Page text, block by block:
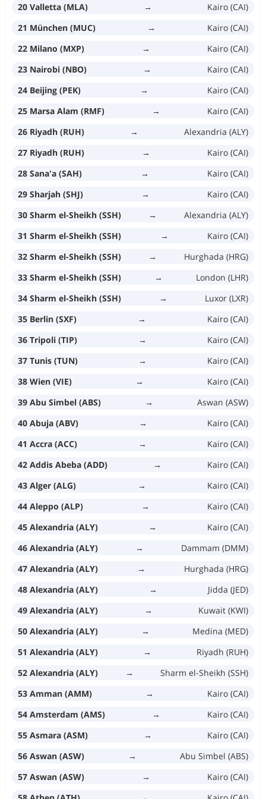
20 Valletta (MLA)
→
Kairo (CAI)
21 München (MUC)
→
Kairo (CAI)
22 Milano (MXP)
→
Kairo (CAI)
23 Nairobi (NBO)
→
Kairo (CAI)
24 Beijing (PEK)
→
Kairo (CAI)
25 Marsa Alam (RMF)
→
Kairo (CAI)
26 Riyadh (RUH)
→
Alexandria (ALY)
27 Riyadh (RUH)
→
Kairo (CAI)
28 Sana'a (SAH)
→
Kairo (CAI)
29 Sharjah (SHJ)
→
Kairo (CAI)
30 Sharm el-Sheikh (SSH)
→
Alexandria (ALY)
31 Sharm el-Sheikh (SSH)
→
Kairo (CAI)
32 Sharm el-Sheikh (SSH)
→
Hurghada (HRG)
33 Sharm el-Sheikh (SSH)
→
London (LHR)
34 Sharm el-Sheikh (SSH)
→
Luxor (LXR)
35 Berlin (SXF)
→
Kairo (CAI)
36 Tripoli (TIP)
→
Kairo (CAI)
37 Tunis (TUN)
→
Kairo (CAI)
38 Wien (VIE)
→
Kairo (CAI)
39 Abu Simbel (ABS)
→
Aswan (ASW)
40 Abuja (ABV)
→
Kairo (CAI)
41 Accra (ACC)
→
Kairo (CAI)
42 Addis Abeba (ADD)
→
Kairo (CAI)
43 Alger (ALG)
→
Kairo (CAI)
44 Aleppo (ALP)
→
Kairo (CAI)
45 Alexandria (ALY)
→
Kairo (CAI)
46 Alexandria (ALY)
→
Dammam (DMM)
47 Alexandria (ALY)
→
Hurghada (HRG)
48 Alexandria (ALY)
→
Jidda (JED)
49 Alexandria (ALY)
→
Kuwait (KWI)
50 Alexandria (ALY)
→
Medina (MED)
51 Alexandria (ALY)
→
Riyadh (RUH)
52 Alexandria (ALY)
→
Sharm el-Sheikh (SSH)
53 Amman (AMM)
→
Kairo (CAI)
54 Amsterdam (AMS)
→
Kairo (CAI)
55 Asmara (ASM)
→
Kairo (CAI)
56 Aswan (ASW)
→
Abu Simbel (ABS)
57 Aswan (ASW)
→
Kairo (CAI)